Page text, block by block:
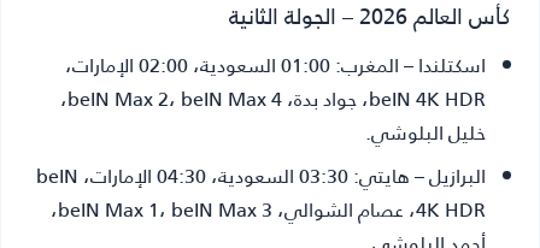
كأس العالم 2026 – الجولة الثانية
اسكتلندا – المغرب
: 01:00 السعودية، 02:00 الإمارات،
beIN 4K HDR، جواد بدة، beIN Max 2، beIN Max 4،
خليل البلوشي.
البرازيل – هايتي
: 03:30 السعودية، 04:30 الإمارات، beIN
4K HDR، عصام الشوالي، beIN Max 1، beIN Max 3،